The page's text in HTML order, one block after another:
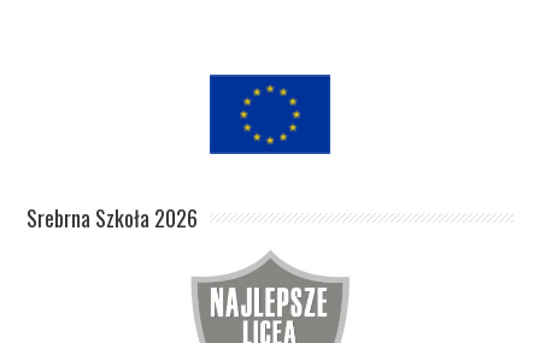
Srebrna Szkoła 2026